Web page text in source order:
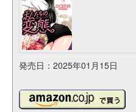
発売日：2025年01月15日